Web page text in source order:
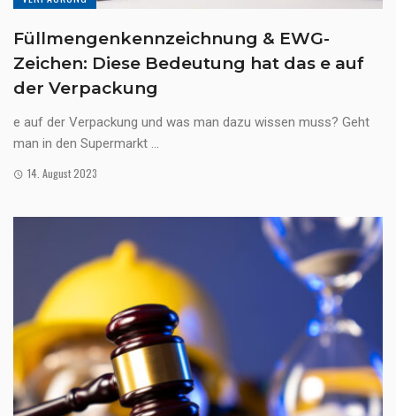
Füllmengenkennzeichnung & EWG-
Zeichen: Diese Bedeutung hat das e auf
der Verpackung
e auf der Verpackung und was man dazu wissen muss? Geht
man in den Supermarkt ...
14. August 2023